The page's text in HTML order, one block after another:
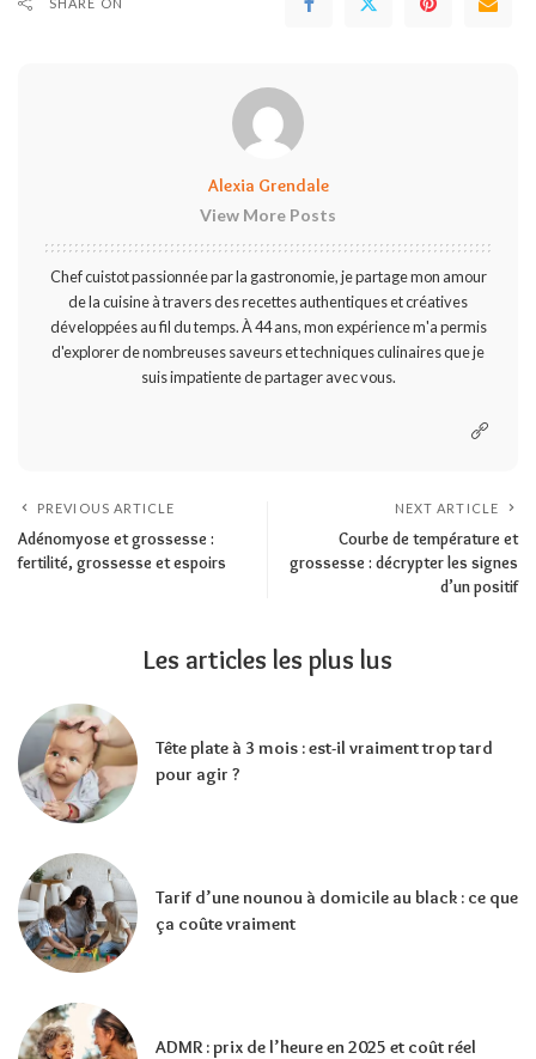
Alexia Grendale
View More Posts
Chef cuistot passionnée par la gastronomie, je partage mon amour
de la cuisine à travers des recettes authentiques et créatives
développées au fil du temps. À 44 ans, mon expérience m'a permis
d'explorer de nombreuses saveurs et techniques culinaires que je
suis impatiente de partager avec vous.
PREVIOUS ARTICLE
Adénomyose et grossesse :
fertilité, grossesse et espoirs
NEXT ARTICLE
Courbe de température et
grossesse : décrypter les signes
d’un positif
Les articles les plus lus
Tête plate à 3 mois : est-il vraiment trop tard
pour agir ?
Tarif d’une nounou à domicile au black : ce que
ça coûte vraiment
ADMR : prix de l’heure en 2025 et coût réel